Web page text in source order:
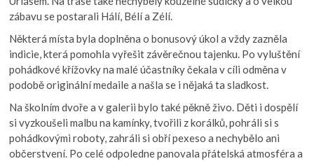
zábavu se postarali Hálí, Bélí a Zélí.
Některá místa byla doplněna o bonusový úkol a vždy zazněla
indicie, která pomohla vyřešit závěrečnou tajenku. Po vyluštění
pohádkové křížovky na malé účastníky čekala v cíli odměna v
podobě originální medaile a našla se i nějaká ta sladkost.
Na školním dvoře a v galerii bylo také pěkně živo. Děti i dospělí
si vyzkoušeli malbu na kamínky, tvořili z korálků, pohráli si s
pohádkovými roboty, zahráli si obří pexeso a nechybělo ani
občerstvení. Po celé odpoledne panovala přátelská atmosféra a